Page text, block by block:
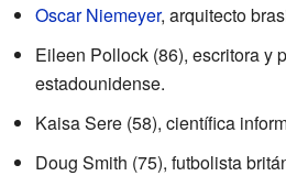
Oscar Niemeyer, arquitecto
Eileen Pollock (86), escritora y
estadounidense.
Kaisa Sere (58), científica
Doug Smith (75), futbolista